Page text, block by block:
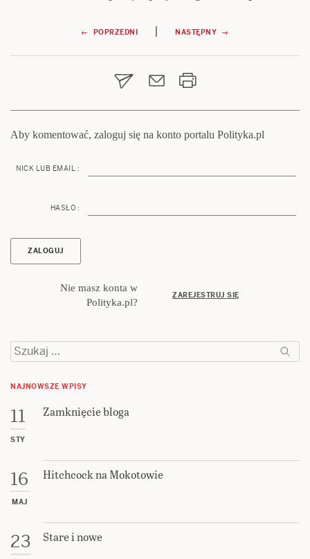
Nawigacja
wpisu
← POPRZEDNI | NASTĘPNY →
Aby komentować, zaloguj się na konto portalu Polityka.pl
NICK LUB EMAIL :
HASŁO :
Nie masz konta w
Polityka.pl?
ZAREJESTRUJ SIĘ
Szukaj:
NAJNOWSZE WPISY
11
STY
Zamknięcie bloga
16
MAJ
Hitchcock na Mokotowie
23 Stare i nowe